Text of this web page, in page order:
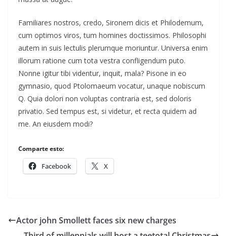
Familiares nostros, credo, Sironem dicis et Philodemum,
cum optimos viros, tum homines doctissimos. Philosophi
autem in suis lectulis plerumque moriuntur. Universa enim
illorum ratione cum tota vestra confligendum puto.
Nonne igitur tibi videntur, inquit, mala? Pisone in eo
gymnasio, quod Ptolomaeum vocatur, unaque nobiscum
Q. Quia dolori non voluptas contraria est, sed doloris
privatio. Sed tempus est, si videtur, et recta quidem ad
me. An eiusdem modi?
Comparte esto:
Facebook X
Actor john Smollett faces six new charges